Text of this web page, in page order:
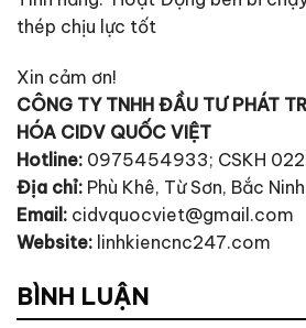
thép chịu lực tốt
Xin cảm ơn!
CÔNG TY TNHH ĐẦU TƯ PHÁT
HÓA CIDV QUỐC VIỆT
Hotline: 0975454933; CSKH
Địa chỉ: Phù Khê, Từ Sơn, Bắc Ninh
Email: cidvquocviet@gmail.com
Website: linhkiencnc247.com
BÌNH LUẬN